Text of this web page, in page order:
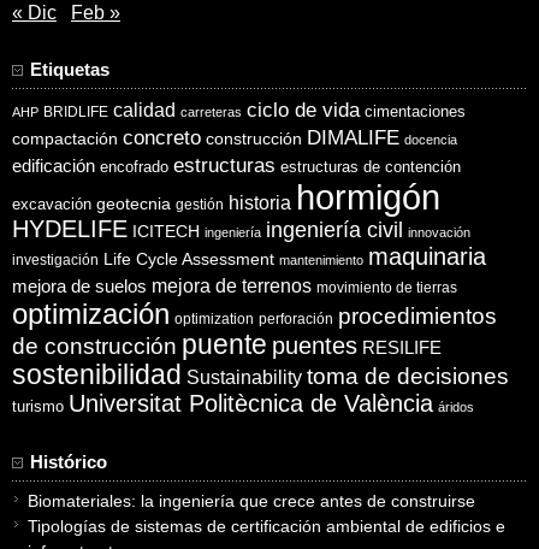
« Dic Feb »
Etiquetas
AHP BRIDLIFE calidad carreteras ciclo de vida cimentaciones
compactación concreto construcción DIMALIFE docencia
edificación encofrado estructuras estructuras de contención
excavación geotecnia gestión historia hormigón
HYDELIFE ICITECH ingeniería ingeniería civil innovación
investigación Life Cycle Assessment mantenimiento maquinaria
mejora de suelos mejora de terrenos movimiento de tierras
optimización optimization perforación procedimientos
de construcción puente puentes RESILIFE
sostenibilidad Sustainability toma de decisiones
turismo Universitat Politècnica de València áridos
Histórico
Biomateriales: la ingeniería que crece antes de construirse
Tipologías de sistemas de certificación ambiental de edificios e